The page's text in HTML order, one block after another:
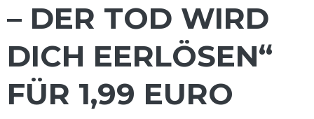
– DER TOD WIRD
DICH EERLÖSEN“
FÜR 1,99 EURO